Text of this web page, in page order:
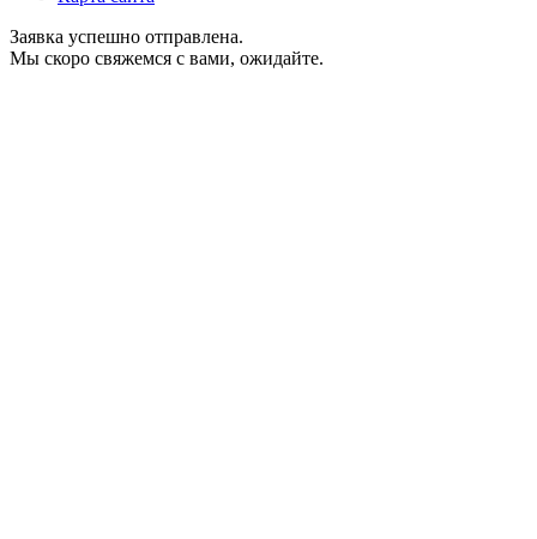
Заявка успешно отправлена.
Мы скоро свяжемся с вами, ожидайте.